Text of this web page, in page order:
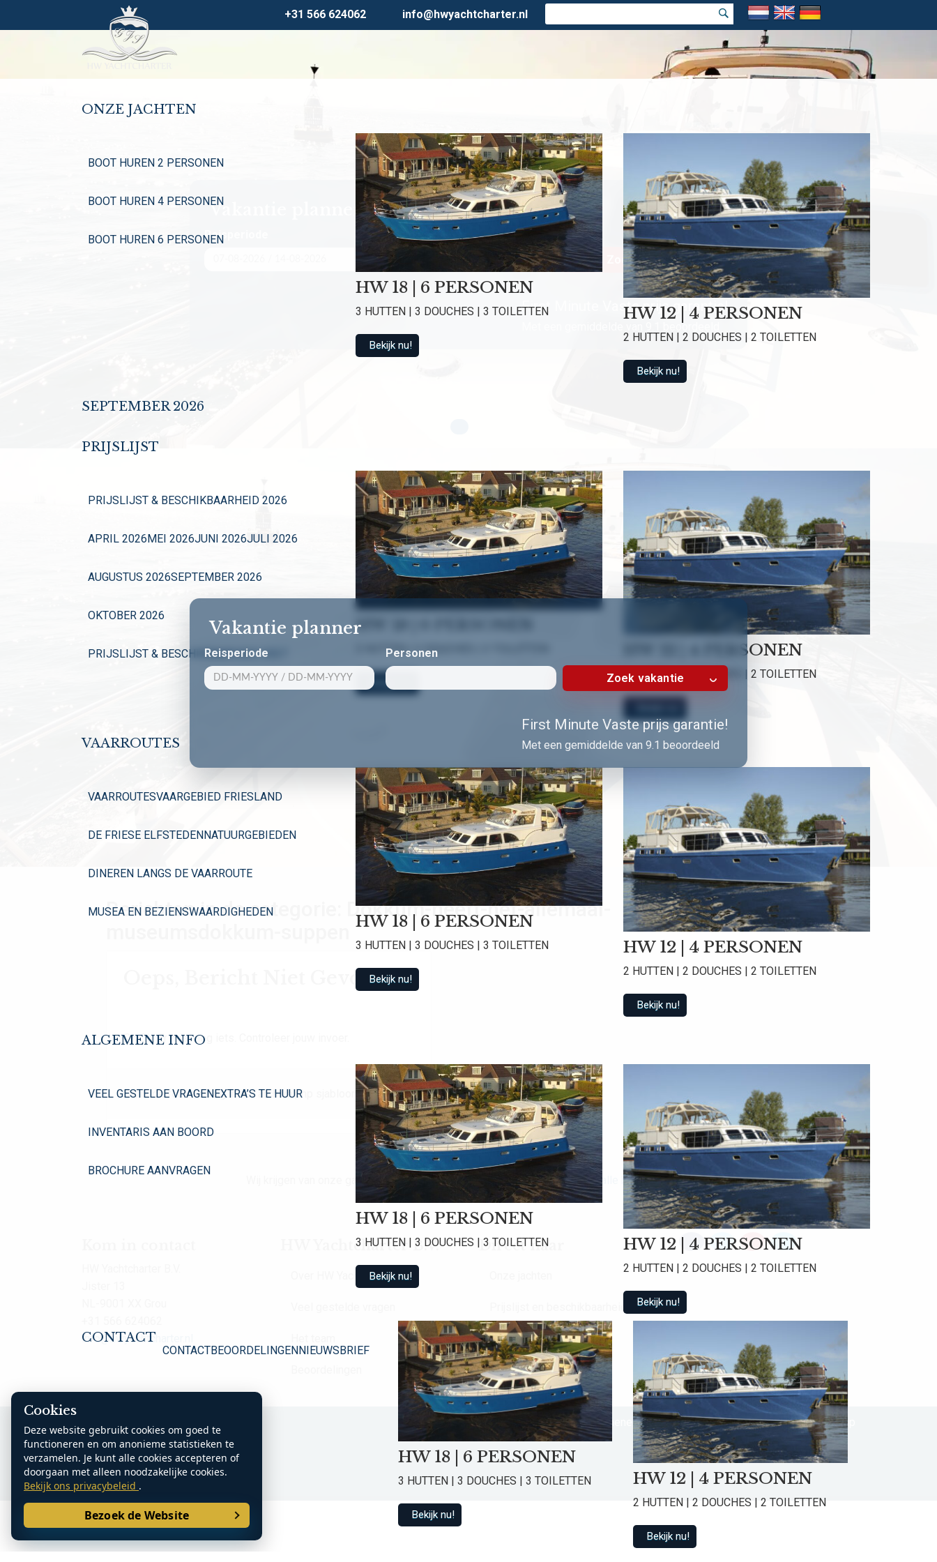
+31 566 624062 info@hwyachtcharter.nl
Vakantie planner
Reisperiode
Personen
Zoek vakantie
First Minute Vaste prijs garantie!
Met een gemiddelde van 9.1 beoordeeld
ONZE JACHTEN
BOOT HUREN 2 PERSONEN
BOOT HUREN 4 PERSONEN
BOOT HUREN 6 PERSONEN
HW 18 | 6 PERSONEN
3 HUTTEN | 3 DOUCHES | 3 TOILETTEN
Bekijk nu!
HW 12 | 4 PERSONEN
2 HUTTEN | 2 DOUCHES | 2 TOILETTEN
Bekijk nu!
SEPTEMBER 2026
PRIJSLIJST
PRIJSLIJST & BESCHIKBAARHEID 2026
APRIL 2026MEI 2026JUNI 2026JULI 2026
AUGUSTUS 2026SEPTEMBER 2026
OKTOBER 2026
PRIJSLIJST & BESCHIKBAARHEID 2027
HW 18 | 6 PERSONEN
3 HUTTEN | 3 DOUCHES | 3 TOILETTEN
Bekijk nu!
HW 12 | 4 PERSONEN
2 HUTTEN | 2 DOUCHES | 2 TOILETTEN
VAARROUTES
VAARROUTESVAARGEBIED FRIESLAND
DE FRIESE ELFSTEDEN NATUURGEBIEDEN
DINEREN LANGS DE VAARROUTE
MUSEA EN BEZIENSWAARDIGHEDEN HW 18 | 6 PERSONEN
3 HUTTEN | 3 DOUCHES | 3 TOILETTEN
Bekijk nu!
HW 12 | 4 PERSONEN
2 HUTTEN | 2 DOUCHES | 2 TOILETTEN
Bekijk nu!
ALGEMENE INFO
VEEL GESTELDE VRAGENEXTRA’S TE HUUR
INVENTARIS AAN BOORD
BROCHURE AANVRAGEN
HW 18 | 6 PERSONEN
3 HUTTEN | 3 DOUCHES | 3 TOILETTEN
Bekijk nu!
HW 12 | 4 PERSONEN
2 HUTTEN | 2 DOUCHES | 2 TOILETTEN
Bekijk nu!
CONTACT
CONTACTBEOORDELINGENNIEUWSBRIEF
HW 18 | 6 PERSONEN
3 HUTTEN | 3 DOUCHES | 3 TOILETTEN
Bekijk nu!
HW 12 | 4 PERSONEN
2 HUTTEN | 2 DOUCHES | 2 TOILETTEN
Bekijk nu!
Vakantie planner
Reisperiode
Personen
Zoek vakantie
First Minute Vaste prijs garantie!
Met een gemiddelde van 9.1 beoordeeld
Berichten in de categorie:
Dokkum-heeft-het-allemaal-
Oeps, Bericht Niet Gevonden
Oh Oh. Er mist nog iets. Controleer jouw invoer.
Dit is de foutmelding in het archive.php sjabloon.
Wij krijgen van onze gasten een gemiddelde beoordeling van9.0 !Bekijk alle beoordelingen
info@hwyachtcharter.nl
HW Yachtcharter B.V.
Over HW Yachtcharter
Direct naar
Nieuwsbrief
Contact
Contact Algemene voorwaarden Privacy Statement Sitemap
Cookies
Deze website gebruikt cookies om goed te
functioneren en om anonieme statistieken te
verzamelen. Je kunt alle cookies accepteren of
doorgaan met alleen noodzakelijke cookies.
Bekijk ons privacybeleid .
Bezoek de Website